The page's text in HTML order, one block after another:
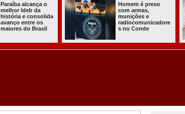
Itabaiana entregou
a primeira Cozinha
Comunitária
Solidária a
Comunidade do
Secretaria de
Agricultura de
Itabaiana recebeu
da Sedap-PB cerca
de 30 mil alevinos